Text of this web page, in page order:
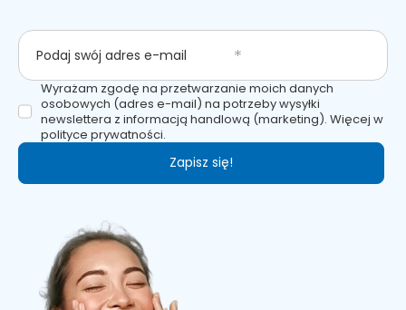
Podaj swój adres e-mail
Wyrażam zgodę na przetwarzanie moich danych
osobowych (adres e-mail) na potrzeby wysyłki
newslettera z informacją handlową (marketing). Więcej w
polityce prywatności.
Zapisz się!